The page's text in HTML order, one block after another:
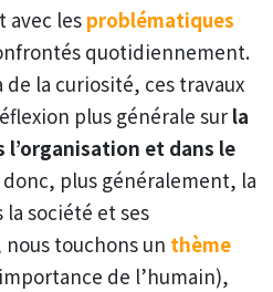
avec les problématiques
quotidiennement.
de la curiosité, ces travaux
plus générale sur la
l’organisation et dans le
donc, plus généralement, la
la société et ses
touchons un thème
de l’humain),